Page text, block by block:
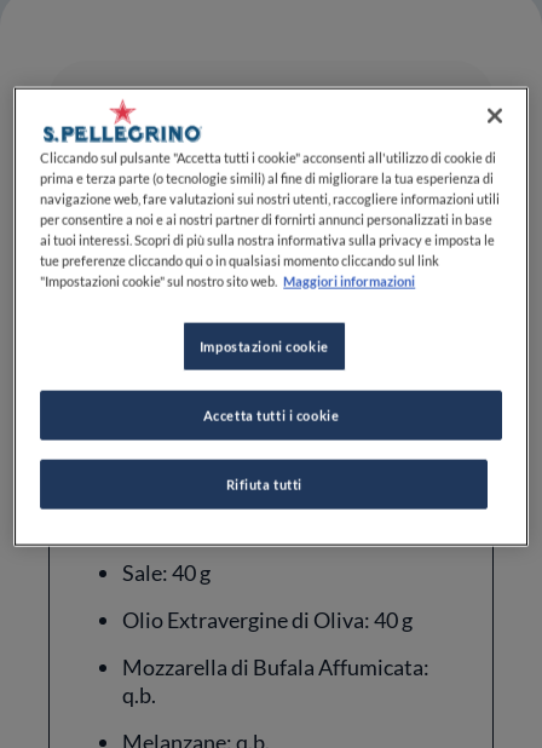
MEDIA DIFFICOLTÀ
Ingredienti
Lievito Fresco: 1 g
Sale: 40 g
Olio Extravergine di Oliva: 40 g
Mozzarella di Bufala Affumicata:
q.b.
Melanzane: q.b.
Cliccando sul pulsante "Accetta tutti i cookie" acconsenti all'utilizzo di cookie di
prima e terza parte (o tecnologie simili) al fine di migliorare la tua esperienza di
navigazione web, fare valutazioni sui nostri utenti, raccogliere informazioni utili
per consentire a noi e ai nostri partner di fornirti annunci personalizzati in base
ai tuoi interessi. Scopri di più sulla nostra informativa sulla privacy e imposta le
tue preferenze cliccando qui o in qualsiasi momento cliccando sul link
"Impostazioni cookie" sul nostro sito web. Maggiori informazioni
Impostazioni cookie
Rifiuta tutti
Accetta tutti i cookie